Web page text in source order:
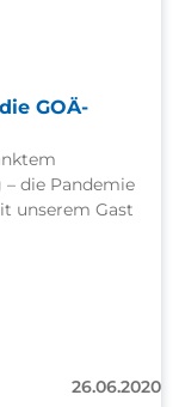
GOÄ-
die Pandemie
unserem Gast
26.06.2020